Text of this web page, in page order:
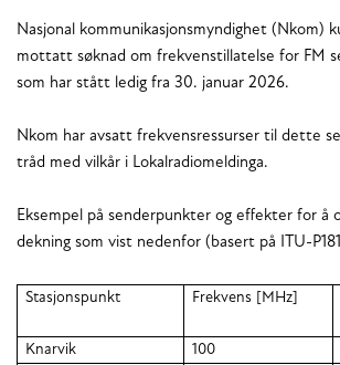
Nasjonal kommunikasjonsmyndighet (Nkom)
mottatt søknad om frekvenstillatelse for FM
som har stått ledig fra 30. januar 2026.
Nkom har avsatt frekvensressurser til dette
tråd med vilkår i Lokalradiomeldinga.
Eksempel på senderpunkter og effekter for å
dekning som vist nedenfor (basert på ITU-
Stasjonspunkt Frekvens [MHz]
Knarvik
100